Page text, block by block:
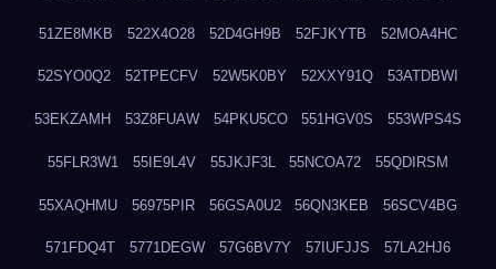
51ZE8MKB 522X4O28 52D4GH9B 52FJKYTB 52MOA4HC
52SYO0Q2 52TPECFV 52W5K0BY 52XXY91Q 53ATDBWI
53EKZAMH 53Z8FUAW 54PKU5CO 551HGV0S 553WPS4S
55FLR3W1 55IE9L4V 55JKJF3L 55NCOA72 55QDIRSM
55XAQHMU 56975PIR 56GSA0U2 56QN3KEB 56SCV4BG
571FDQ4T 5771DEGW 57G6BV7Y 57IUFJJS 57LA2HJ6